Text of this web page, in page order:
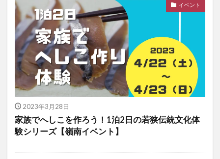
イベント
2023年3月28日
家族でへしこを作ろう！1泊2日の若狭伝統文化体
験シリーズ【嶺南イベント】